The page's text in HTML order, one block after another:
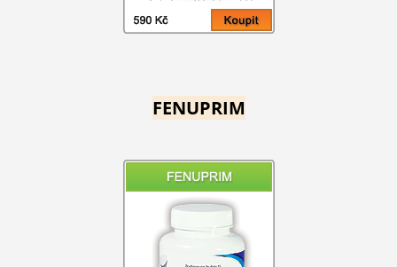
FENUPRIM